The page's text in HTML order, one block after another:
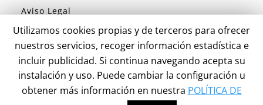
Aviso Legal
Politica de Cookies
DECALAVERAS
Utilizamos cookies propias y de terceros para ofrecer
nuestros servicios, recoger información estadística e
incluir publicidad. Si continua navegando acepta su
instalación y uso. Puede cambiar la configuración u
obtener más información en nuestra POLÍTICA DE